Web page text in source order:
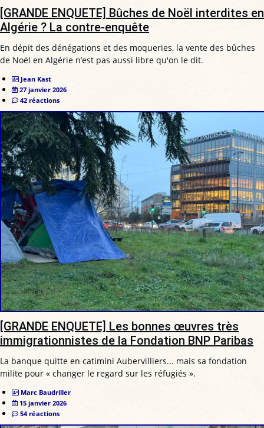
[GRANDE ENQUETE] Bûches de Noël interdites en
Algérie ? La contre-enquête
En dépit des dénégations et des moqueries, la vente des bûches
de Noël en Algérie n’est pas aussi libre qu'on le dit.
Jean Kast
27 janvier 2026
42 réactions
[GRANDE ENQUETE] Les bonnes œuvres très
immigrationnistes de la Fondation BNP Paribas
La banque quitte en catimini Aubervilliers... mais sa fondation
milite pour « changer le regard sur les réfugiés ».
Marc Baudriller
15 janvier 2026
54 réactions